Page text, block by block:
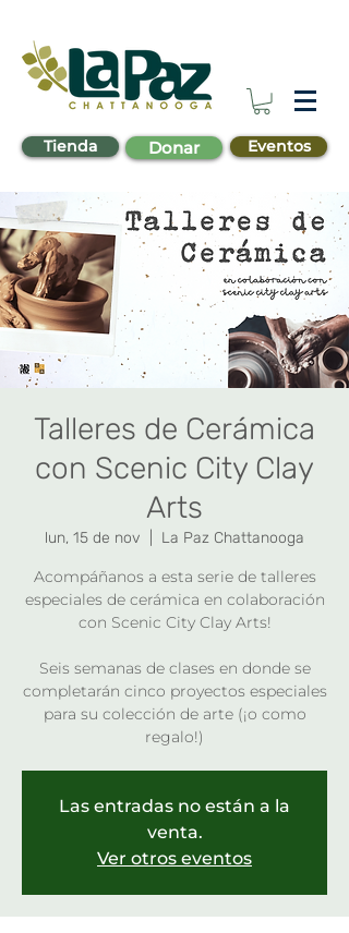
Tienda Donar Eventos
Talleres de Cerámica
con Scenic City Clay
Arts
lun, 15 de nov La Paz Chattanooga
Acompáñanos a esta serie de talleres
especiales de cerámica en colaboración
con Scenic City Clay Arts!
Seis semanas de clases en donde se
completarán cinco proyectos especiales
para su colección de arte (¡o como
regalo!)
Las entradas no están a la
venta.
Ver otros eventos